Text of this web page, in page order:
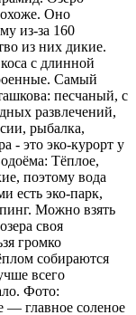
Оно
из-за 160
из них дикие.
с длинной
Самый
песчаный, с
развлечений,
рыбалка,
- это эко-курорт у
Тёплое,
поэтому вода
есть эко-парк,
Можно взять
своя
громко
собираются
всего
Фото:
— главное соленое